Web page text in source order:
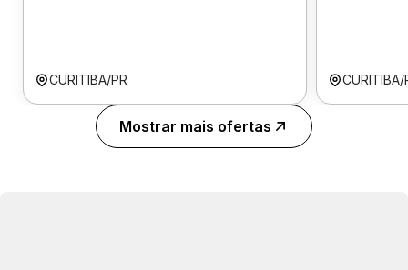
CURITIBA/PR CURITIBA/
Mostrar mais ofertas